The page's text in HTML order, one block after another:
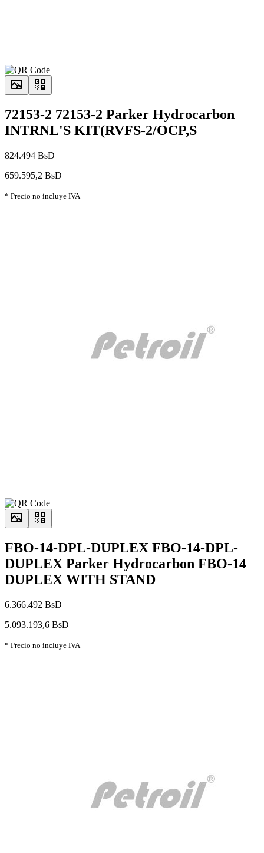
72153-2 72153-2 Parker Hydrocarbon
INTRNL'S KIT(RVFS-2/OCP,S
824.494 BsD
659.595,2 BsD
* Precio no incluye IVA
FBO-14-DPL-DUPLEX FBO-14-DPL-
DUPLEX Parker Hydrocarbon FBO-14
DUPLEX WITH STAND
6.366.492 BsD
5.093.193,6 BsD
* Precio no incluye IVA